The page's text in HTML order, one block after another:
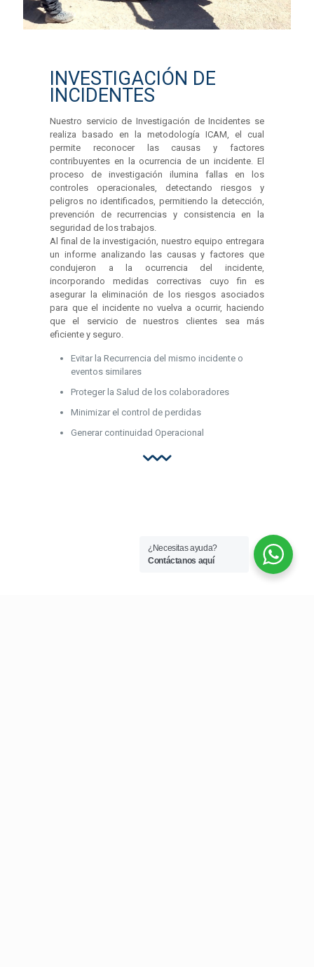
INVESTIGACIÓN DE
INCIDENTES
Nuestro servicio de Investigación de Incidentes se
realiza basado en la metodología ICAM, el cual
permite reconocer las causas y factores
contribuyentes en la ocurrencia de un incidente. El
proceso de investigación ilumina fallas en los
controles operacionales, detectando riesgos y
peligros no identificados, permitiendo la detección,
prevención de recurrencias y consistencia en la
seguridad de los trabajos.
Al final de la investigación, nuestro equipo entregara
un informe analizando las causas y factores que
condujeron a la ocurrencia del incidente,
incorporando medidas correctivas cuyo fin es
asegurar la eliminación de los riesgos asociados
para que el incidente no vuelva a ocurrir, haciendo
que el servicio de nuestros clientes sea más
eficiente y seguro.
Evitar la Recurrencia del mismo incidente o
eventos similares
Proteger la Salud de los colaboradores
Minimizar el control de perdidas
Generar continuidad Operacional
¿Necesitas ayuda?
Contáctanos aquí